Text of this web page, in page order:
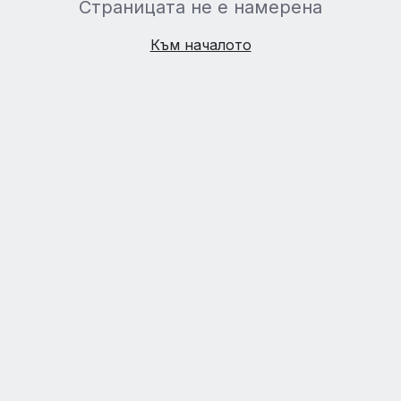
Страницата не е намерена
Към началото